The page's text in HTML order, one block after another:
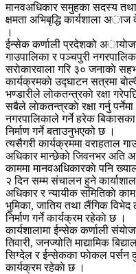
मानवअधिकार समुहका सदस्य तथा
क्षमता अभिबृद्धि कार्यशाला
।
ईन्सेक कर्णाली प्रदेशको
गाउपालिका र पञ्चपुरी
सराेकारवाला गरि ३० जनाकाे
कार्यक्रमकाे उद्घाटन सत्रमा
भण्डारीले लाेकतन्त्रकाे रक्षा
सबैले लाेकतन्त्रकाे रक्षा गर्नु
नगरपालिकाले गर्ने हरेक बिकासका
निर्माण गर्ने बताउनुभएको छ ।
त्यसैगरी कार्यक्रममा वराहताल
अधिकार मान्छेकाे जिवनभर अति
काममा मानवअधिकारकाे पनि
२ दिन सम्म संचालन हुने
अधिकार र न्यायीक समितिकाे
भुमिका, जातिय तथा लैंगिक विभेद
निर्माण गर्ने कार्यक्रम रहेकाे छ ।
कार्यशालामा ईन्सेक कर्णाली
तिवारी, जनज्योति माद्यामिक
सिग्देल र ईन्सेकका फाेकल पर्सन
कार्यक्रम रहेकाे छ ।